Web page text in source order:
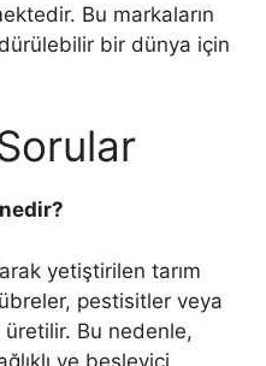
Bu markaların
bir dünya için
yetiştirilen tarım
pestisitler veya
üretilir. Bu nedenle,
ve besleyici